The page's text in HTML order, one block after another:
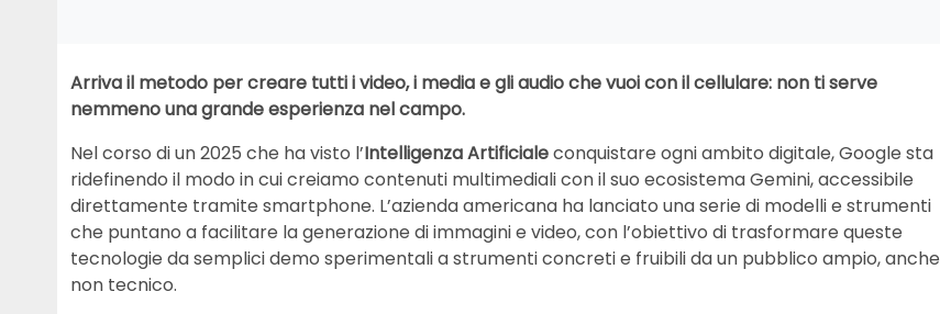
Arriva il metodo per creare tutti i video, i media e gli audio che vuoi con il cellulare: non ti serve
nemmeno una grande esperienza nel campo.
Nel corso di un 2025 che ha visto l’Intelligenza Artificialeconquistare ogni ambito digitale, Google sta
ridefinendo il modo in cui creiamo contenuti multimediali con il suo ecosistema Gemini, accessibile
direttamente tramite smartphone. L’azienda americana ha lanciato una serie di modelli e strumenti
che puntano a facilitare la generazione di immagini e video, con l’obiettivo di trasformare queste
tecnologie da semplici demo sperimentali a strumenti concreti e fruibili da un pubblico ampio, anche
non tecnico.